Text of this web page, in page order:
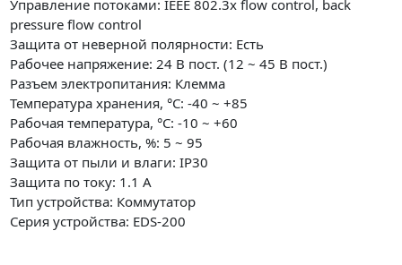
Управление потоками: IEEE 802.3x flow control, back
pressure flow control
Защита от неверной полярности: Есть
Рабочее напряжение: 24 В пост. (12 ~ 45 В пост.)
Разъем электропитания: Клемма
Температура хранения, °C: -40 ~ +85
Рабочая температура, °C: -10 ~ +60
Рабочая влажность, %: 5 ~ 95
Защита от пыли и влаги: IP30
Защита по току: 1.1 А
Тип устройства: Коммутатор
Серия устройства: EDS-200